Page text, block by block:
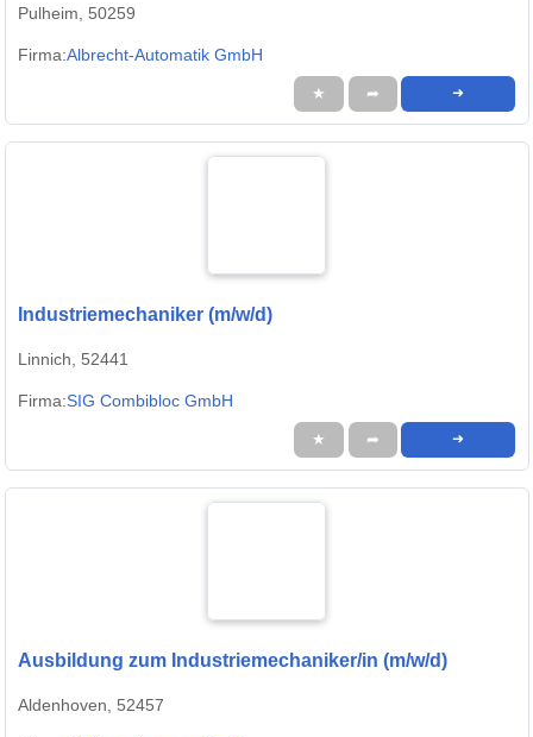
Pulheim, 50259
Firma:Albrecht-Automatik GmbH
★ ➦ ➜
Industriemechaniker (m/w/d)
Linnich, 52441
Firma:SIG Combibloc GmbH
★ ➦ ➜
Ausbildung zum Industriemechaniker/in (m/w/d)
Aldenhoven, 52457